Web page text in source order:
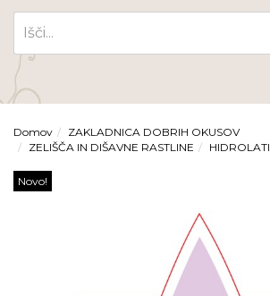
Domov
ZAKLADNICA DOBRIH OKUSOV
ZELIŠČA IN DIŠAVNE RASTLINE
HIDROLATI
Novo!